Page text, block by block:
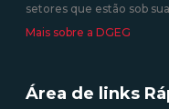
setores que estão sob
Mais sobre a DGEG
Área de links